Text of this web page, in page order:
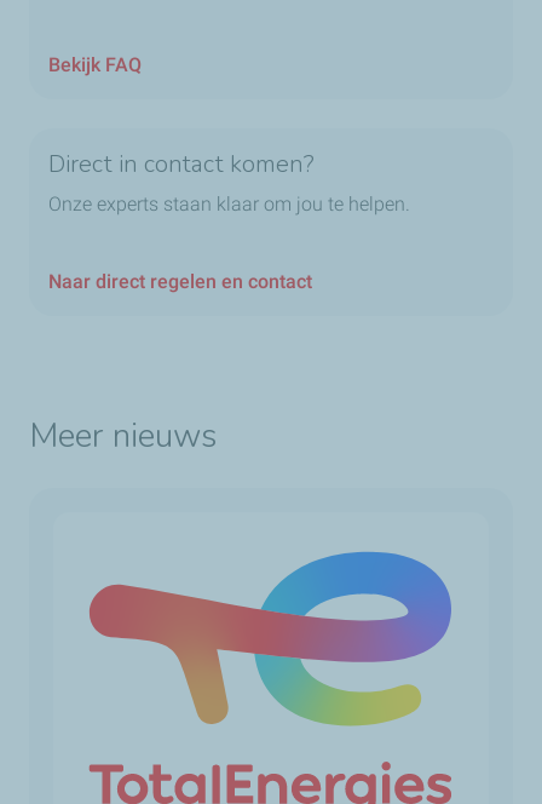
Bekijk FAQ
Direct in contact komen?
Onze experts staan klaar om jou te helpen.
Naar direct regelen en contact
Meer nieuws